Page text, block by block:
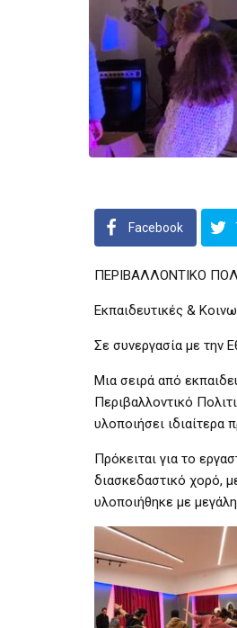
Facebook
ΠΕΡΙΒΑΛΛΟΝΤΙΚΟ
Εκπαιδευτικές &
Σε συνεργασία με την
Μια σειρά από
Περιβαλλοντικό
υλοποιήσει ιδιαίτερα
Πρόκειται για το
διασκεδαστικό χορό,
υλοποιήθηκε με